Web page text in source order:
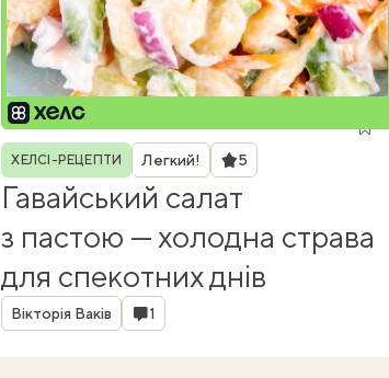
Рубрика
ХЕЛСІ-РЕЦЕПТИ Легкий! Рейтинг
5
Гавайський салат
з пастою — холодна страва
для спекотних днів
Автор
Вікторія Ваків Коментарі
1